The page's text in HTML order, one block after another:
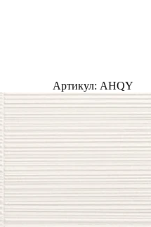
Артикул: AHQY